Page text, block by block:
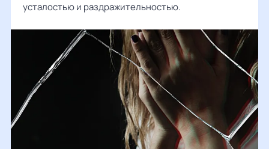
усталостью и раздражительностью.